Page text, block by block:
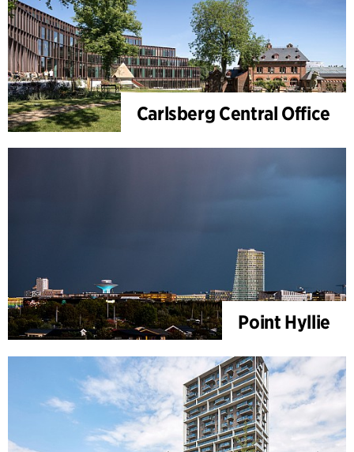
Carlsberg Central Office
Point Hyllie